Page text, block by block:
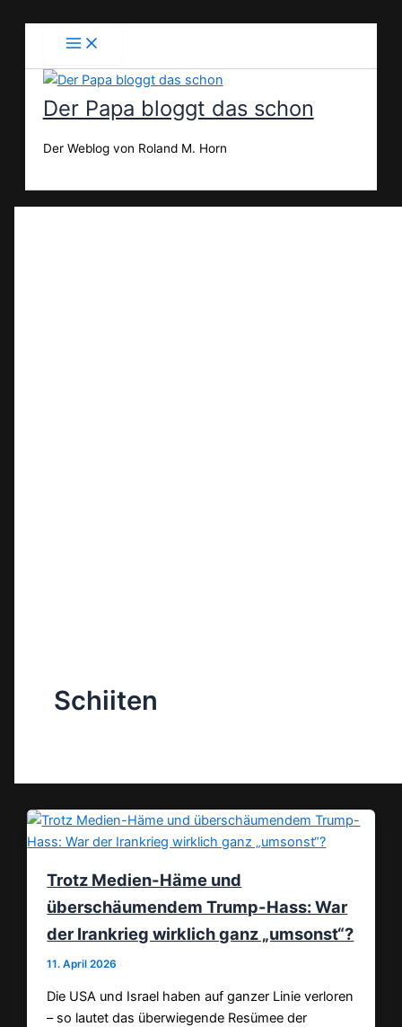
Der Papa bloggt das schon
Der Weblog von Roland M. Horn
Schiiten
Trotz Medien-Häme und
überschäumendem Trump-Hass: War
der Irankrieg wirklich ganz „umsonst“?
11. April 2026
Die USA und Israel haben auf ganzer Linie verloren
– so lautet das überwiegende Resümee der